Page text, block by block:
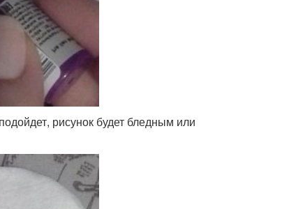
рисунок будет бледным или